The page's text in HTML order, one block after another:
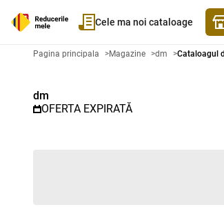
Cele ma noi cataloage
Catalog promoțional
Pagina principala >Magazine >dm >Cataloagul
dm
OFERTA EXPIRATĂ